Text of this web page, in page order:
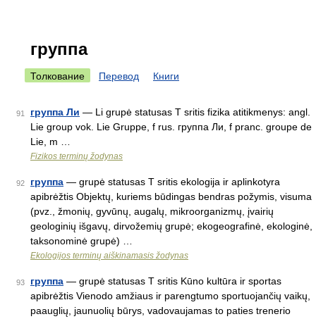
группа
Толкование Перевод Книги
91 группа Ли — Li grupė statusas T sritis fizika atitikmenys: angl.
Lie group vok. Lie Gruppe, f rus. группа Ли, f pranc. groupe de
Lie, m …
Fizikos terminų žodynas
92 группа — grupė statusas T sritis ekologija ir aplinkotyra
apibrėžtis Objektų, kuriems būdingas bendras požymis, visuma
(pvz., žmonių, gyvūnų, augalų, mikroorganizmų, įvairių
geologinių išgavų, dirvožemių grupė; ekogeografinė, ekologinė,
taksonominė grupė) …
Ekologijos terminų aiškinamasis žodynas
93 группа — grupė statusas T sritis Kūno kultūra ir sportas
apibrėžtis Vienodo amžiaus ir parengtumo sportuojančių vaikų,
paauglių, jaunuolių būrys, vadovaujamas to paties trenerio